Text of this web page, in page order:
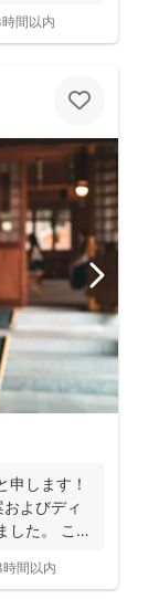
間以内
申します！
よびディ
した。 これ
時間以内